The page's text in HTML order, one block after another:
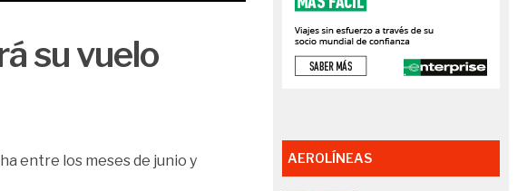
su vuelo
entre los meses de junio y
AEROLÍNEAS